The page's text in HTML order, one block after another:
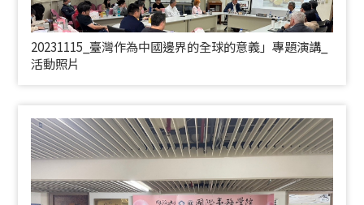
20231115_臺灣作為中國邊界的全球的意義」專題演講_
活動照片